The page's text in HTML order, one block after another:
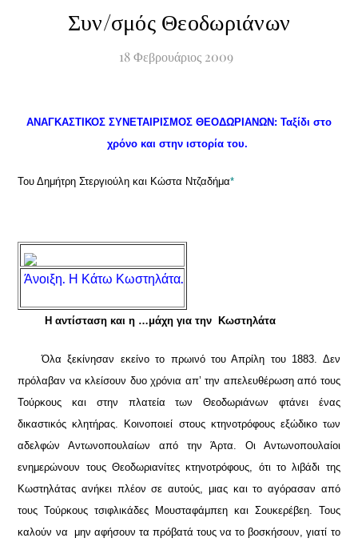
Συν/σμός Θεοδωριάνων
18 Φεβρουάριος 2009
ΑΝΑΓΚΑΣΤΙΚΟΣ ΣΥΝΕΤΑΙΡΙΣΜΟΣ ΘΕΟΔΩΡΙΑΝΩΝ: Ταξίδι στο
χρόνο και στην ιστορία του.
Του Δημήτρη Στεργιούλη και Κώστα Ντζαδήμα*
Άνοιξη. Η Κάτω Κωστηλάτα.
Η αντίσταση και η …μάχη για την Κωστηλάτα
Όλα ξεκίνησαν εκείνο το πρωινό του Απρίλη του 1883. Δεν
πρόλαβαν να κλείσουν δυο χρόνια απ’ την απελευθέρωση από τους
Τούρκους και στην πλατεία των Θεοδωριάνων φτάνει ένας
δικαστικός κλητήρας. Κοινοποιεί στους κτηνοτρόφους εξώδικο των
αδελφών Αντωνοπουλαίων από την Άρτα. Οι Αντωνοπουλαίοι
ενημερώνουν τους Θεοδωριανίτες κτηνοτρόφους, ότι το λιβάδι της
Κωστηλάτας ανήκει πλέον σε αυτούς, μιας και το αγόρασαν από
τους Τούρκους τσιφλικάδες Μουσταφάμπεη και Σουκερέβεη. Τους
καλούν να μην αφήσουν τα πρόβατά τους να το βοσκήσουν, γιατί το